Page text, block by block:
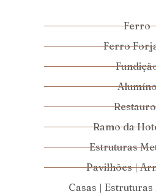
Ferro
Ferro
Ramo da
Estruturas
Pavilhões |
Casas |